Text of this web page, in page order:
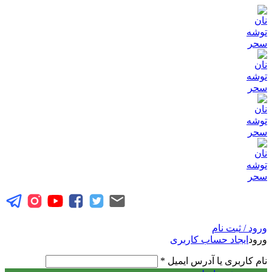
ورود / ثبت نام
ورود ایجاد حساب کاربری
نام کاربری یا آدرس ایمیل *